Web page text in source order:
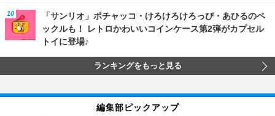
「サンリオ」ポチャッコ・けろけろけろっぴ・あひるのペ
ックルも！ レトロかわいいコインケース第2弾がカプセル
トイに登場♪
ランキングをもっと見る
編集部ピックアップ